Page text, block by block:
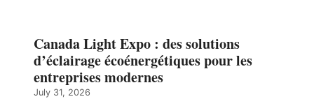
Canada Light Expo : des solutions
d’éclairage écoénergétiques pour les
entreprises modernes
July 31, 2026